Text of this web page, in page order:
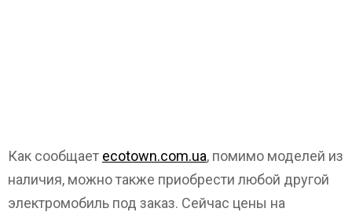
Как сообщает ecotown.com.ua, помимо моделей из
наличия, можно также приобрести любой другой
электромобиль под заказ. Сейчас цены на